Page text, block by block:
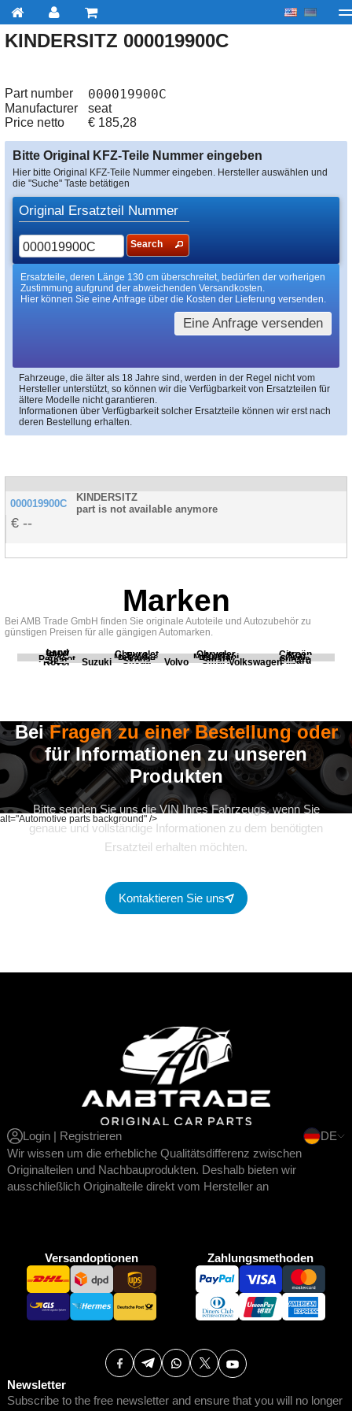
My account zur Kasse Über uns
KINDERSITZ 000019900C
Part number 000019900C
Manufacturer
seat
Price netto
€ 185,28
Bitte Original KFZ-Teile Nummer eingeben
Hier bitte Original KFZ-Teile Nummer eingeben. Hersteller auswählen und
die "Suche" Taste betätigen
Original Ersatzteil Nummer
Search
Ersatzteile, deren Länge 130 cm überschreitet, bedürfen der vorherigen
Zustimmung aufgrund der abweichenden Versandkosten.
Hier können Sie eine Anfrage über die Kosten der Lieferung versenden.
Eine Anfrage versenden
Fahrzeuge, die älter als 18 Jahre sind, werden in der Regel nicht vom
Hersteller unterstützt, so können wir die Verfügbarkeit von Ersatzteilen für
ältere Modelle nicht garantieren.
Informationen über Verfügbarkeit solcher Ersatzteile können wir erst nach
deren Bestellung erhalten.
000019900C
KINDERSITZ
part is not available anymore
--
Marken
Bei AMB Trade GmbH finden Sie originale Autoteile und Autozubehör zu
günstigen Preisen für alle gängigen Automarken.
BMW
Chevrolet Chrysler Citroën
Fiat Ford Honda Kia
Land
Rover
Mercedes Mitsubishi Opel
Peugeot Porsche Renault Scania
Seat Skoda Smart Subaru
Suzuki Volvo Volkswagen
alt="Automotive parts background" />
BeiFragen zu einer Bestellung oder
für Informationen zu unseren
Produkten
Bitte senden Sie uns die VIN Ihres Fahrzeugs, wenn Sie
genaue und vollständige Informationen zu dem benötigten
Ersatzteil erhalten möchten.
Kontaktieren Sie uns
Login | Registrieren
DE
Wir wissen um die erhebliche Qualitätsdifferenz zwischen
Originalteilen und Nachbauprodukten. Deshalb bieten wir
ausschließlich Originalteile direkt vom Hersteller an
Versandoptionen Zahlungsmethoden
Newsletter
Subscribe to the free newsletter and ensure that you will no longer